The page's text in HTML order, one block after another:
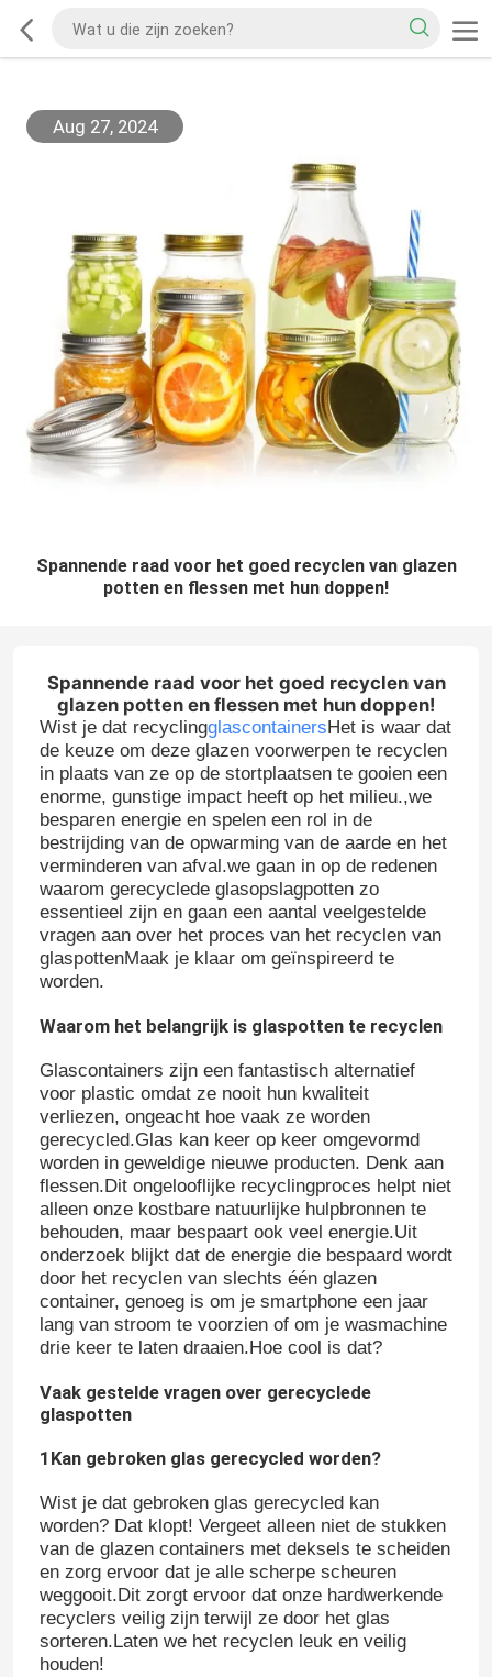
Aug 27, 2024
Spannende raad voor het goed recyclen van glazen
potten en flessen met hun doppen!
Spannende raad voor het goed recyclen van
glazen potten en flessen met hun doppen!
Wist je dat recyclingglascontainersHet is waar dat
de keuze om deze glazen voorwerpen te recyclen
in plaats van ze op de stortplaatsen te gooien een
enorme, gunstige impact heeft op het milieu.,we
besparen energie en spelen een rol in de
bestrijding van de opwarming van de aarde en het
verminderen van afval.we gaan in op de redenen
waarom gerecyclede glasopslagpotten zo
essentieel zijn en gaan een aantal veelgestelde
vragen aan over het proces van het recyclen van
glaspottenMaak je klaar om geïnspireerd te
worden.
Waarom het belangrijk is glaspotten te recyclen
Glascontainers zijn een fantastisch alternatief
voor plastic omdat ze nooit hun kwaliteit
verliezen, ongeacht hoe vaak ze worden
gerecycled.Glas kan keer op keer omgevormd
worden in geweldige nieuwe producten. Denk aan
flessen.Dit ongelooflijke recyclingproces helpt niet
alleen onze kostbare natuurlijke hulpbronnen te
behouden, maar bespaart ook veel energie.Uit
onderzoek blijkt dat de energie die bespaard wordt
door het recyclen van slechts één glazen
container, genoeg is om je smartphone een jaar
lang van stroom te voorzien of om je wasmachine
drie keer te laten draaien.Hoe cool is dat?
Vaak gestelde vragen over gerecyclede
glaspotten
1Kan gebroken glas gerecycled worden?
Wist je dat gebroken glas gerecycled kan
worden? Dat klopt! Vergeet alleen niet de stukken
van de glazen containers met deksels te scheiden
en zorg ervoor dat je alle scherpe scheuren
weggooit.Dit zorgt ervoor dat onze hardwerkende
recyclers veilig zijn terwijl ze door het glas
sorteren.Laten we het recyclen leuk en veilig
houden!